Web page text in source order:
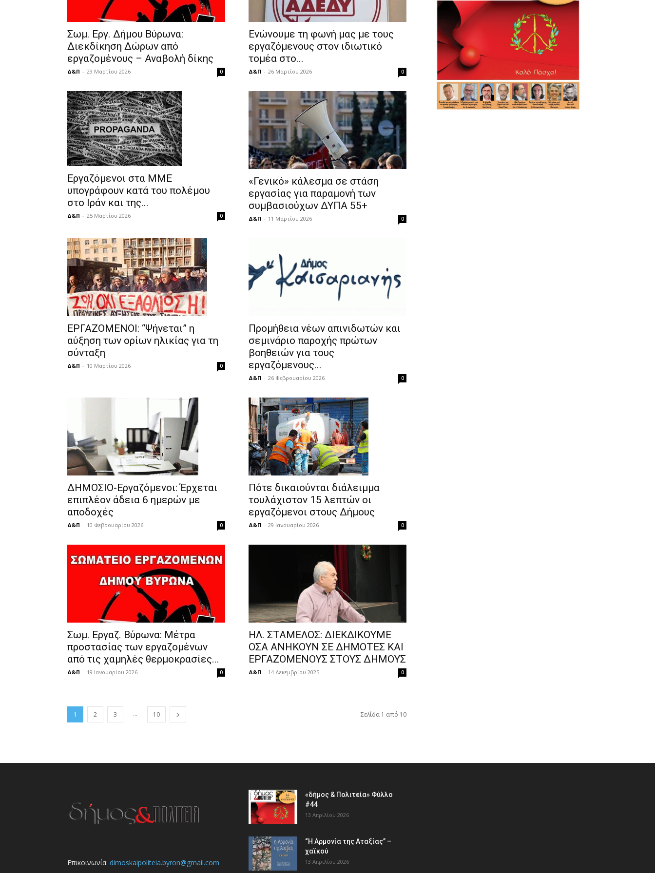
Σωμ. Εργ. Δήμου Βύρωνα:
Διεκδίκηση Δώρων από
εργαζομένους – Αναβολή δίκης
Δ&Π - 29 Μαρτίου 2026 0
Ενώνουμε τη φωνή μας με τους
εργαζόμενους στον ιδιωτικό
τομέα στο...
Δ&Π - 26 Μαρτίου 2026 0
Εργαζόμενοι στα ΜΜΕ
υπογράφουν κατά του πολέμου
στο Ιράν και της...
Δ&Π - 25 Μαρτίου 2026 0
«Γενικό» κάλεσμα σε στάση
εργασίας για παραμονή των
συμβασιούχων ΔΥΠΑ 55+
Δ&Π - 11 Μαρτίου 2026 0
ΕΡΓΑΖΟΜΕΝΟΙ: “Ψήνεται” η
αύξηση των ορίων ηλικίας για τη
σύνταξη
Δ&Π - 10 Μαρτίου 2026 0
Προμήθεια νέων απινιδωτών και
σεμινάριο παροχής πρώτων
βοηθειών για τους
εργαζόμενους...
Δ&Π - 26 Φεβρουαρίου 2026 0
ΔΗΜΟΣΙΟ-Εργαζόμενοι: Έρχεται
επιπλέον άδεια 6 ημερών με
αποδοχές
Δ&Π - 10 Φεβρουαρίου 2026 0
Πότε δικαιούνται διάλειμμα
τουλάχιστον 15 λεπτών οι
εργαζόμενοι στους Δήμους
Δ&Π - 29 Ιανουαρίου 2026 0
Σωμ. Εργαζ. Βύρωνα: Μέτρα
προστασίας των εργαζομένων
από τις χαμηλές θερμοκρασίες...
Δ&Π - 19 Ιανουαρίου 2026 0
ΗΛ. ΣΤΑΜΕΛΟΣ: ΔΙΕΚΔΙΚΟΥΜΕ
ΟΣΑ ΑΝΗΚΟΥΝ ΣΕ ΔΗΜΟΤΕΣ ΚΑΙ
ΕΡΓΑΖΟΜΕΝΟΥΣ ΣΤΟΥΣ ΔΗΜΟΥΣ
Δ&Π - 14 Δεκεμβρίου 2025 0
1 2 3 ... 10 Σελίδα 1 από 10
Επικοινωνία: dimoskaipoliteia.byron@gmail.com
«δήμος & Πολιτεία» Φύλλο
#44
13 Απριλίου 2026
“Η Αρμονία της Αταξίας” –
χαϊκού
13 Απριλίου 2026